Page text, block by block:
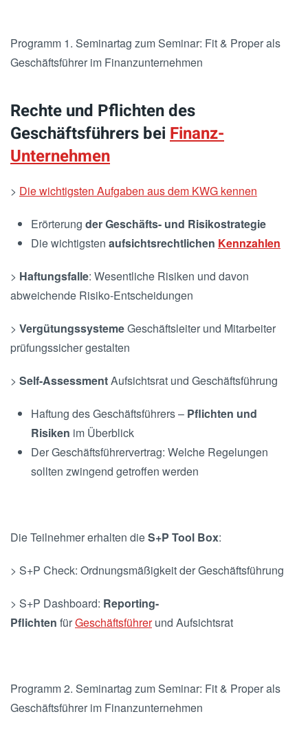
Programm 1. Seminartag zum Seminar: Fit & Proper als
Geschäftsführer im Finanzunternehmen
Rechte und Pflichten des
Geschäftsführers bei Finanz-
Unternehmen
> Die wichtigsten Aufgaben aus dem KWG kennen
Erörterung der Geschäfts- und Risikostrategie
Die wichtigsten aufsichtsrechtlichen Kennzahlen
> Haftungsfalle: Wesentliche Risiken und davon
abweichende Risiko-Entscheidungen
> VergütungssystemeGeschäftsleiter und Mitarbeiter
prüfungssicher gestalten
> Self-AssessmentAufsichtsrat und Geschäftsführung
Haftung des Geschäftsführers – Pflichten und
Risiken im Überblick
Der Geschäftsführervertrag: Welche Regelungen
sollten zwingend getroffen werden
Die Teilnehmer erhalten dieS+P Tool Box:
> S+P Check: Ordnungsmäßigkeit der Geschäftsführung
> S+P Dashboard: Reporting-
Pflichten fürGeschäftsführerund Aufsichtsrat
Programm 2. Seminartag zum Seminar: Fit & Proper als
Geschäftsführer im Finanzunternehmen